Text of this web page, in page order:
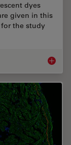
dyes
given in this
for the study